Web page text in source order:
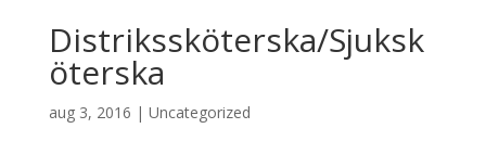
Distrikssköterska/Sjuksk
öterska
aug 3, 2016 | Uncategorized